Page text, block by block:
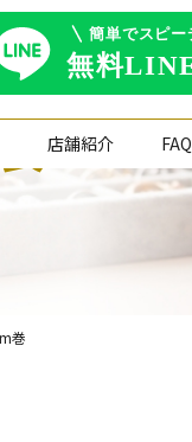
店舗紹介 FAQ
巻